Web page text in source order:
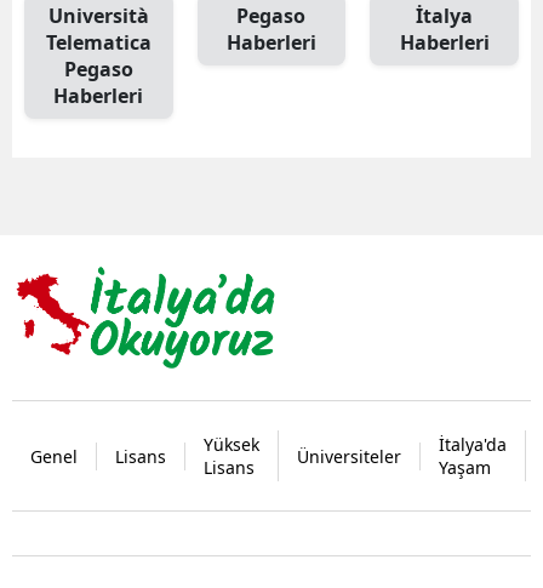
Università
Telematica
Pegaso
Haberleri
Pegaso
Haberleri
İtalya
Haberleri
Genel Lisans
Yüksek
Lisans
Üniversiteler
İtalya'da
Yaşam